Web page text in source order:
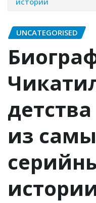
UNCATEGORISED
из